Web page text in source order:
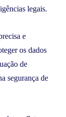
legais.
e
os dados
de
segurança de